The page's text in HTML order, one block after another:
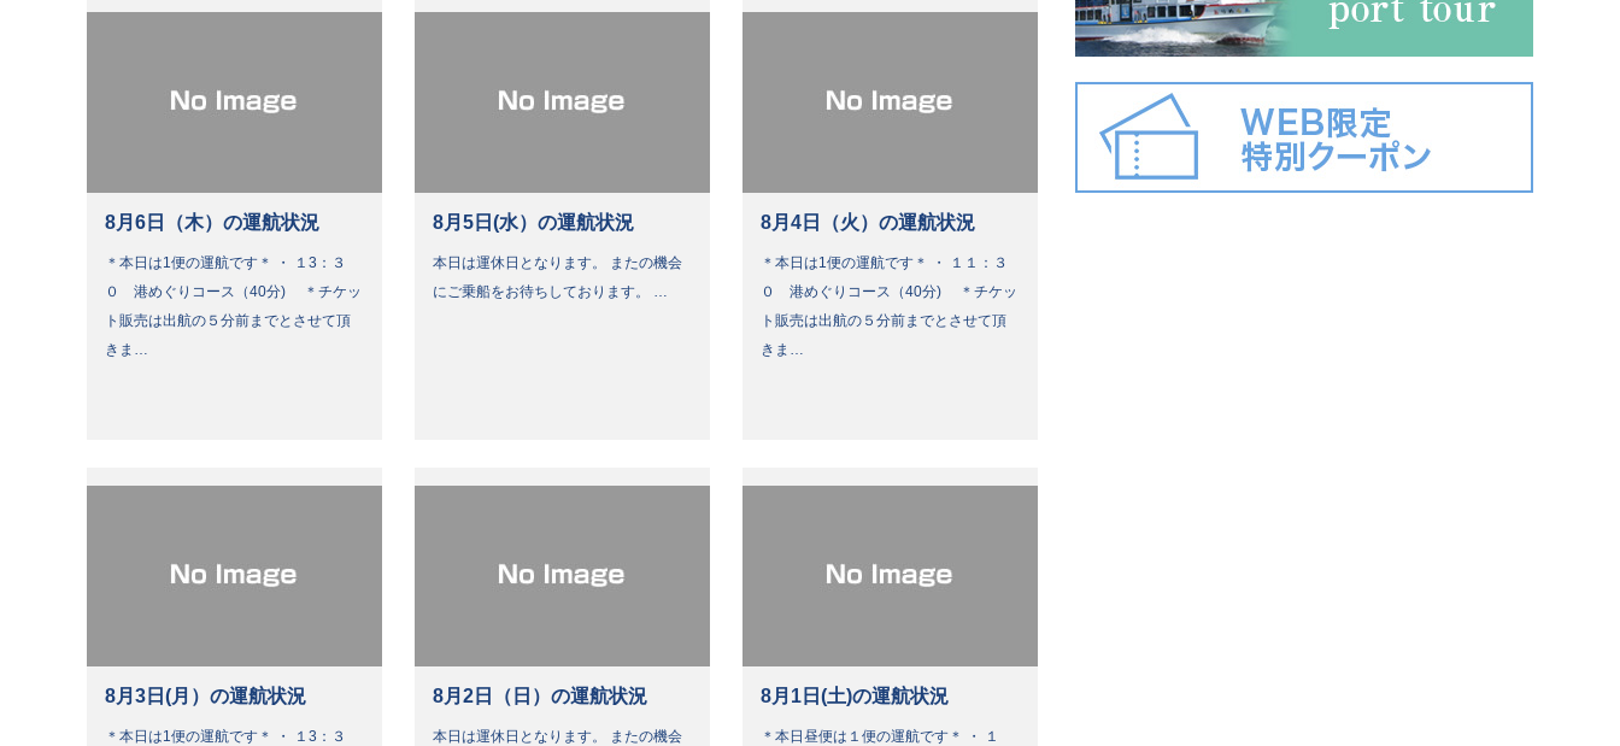
8月6日（木）の運航状況
＊本日は1便の運航です＊ ・ １3：３
０ 港めぐりコース（40分) ＊チケッ
ト販売は出航の５分前までとさせて頂
きま…
8月5日(水）の運航状況
本日は運休日となります。 またの機会
にご乗船をお待ちしております。 …
8月4日（火）の運航状況
＊本日は1便の運航です＊ ・ １１：３
０ 港めぐりコース（40分) ＊チケッ
ト販売は出航の５分前までとさせて頂
きま…
8月3日(月）の運航状況
＊本日は1便の運航です＊ ・ １3：３
8月2日（日）の運航状況
本日は運休日となります。 またの機会
8月1日(土)の運航状況
＊本日昼便は１便の運航です＊ ・ １